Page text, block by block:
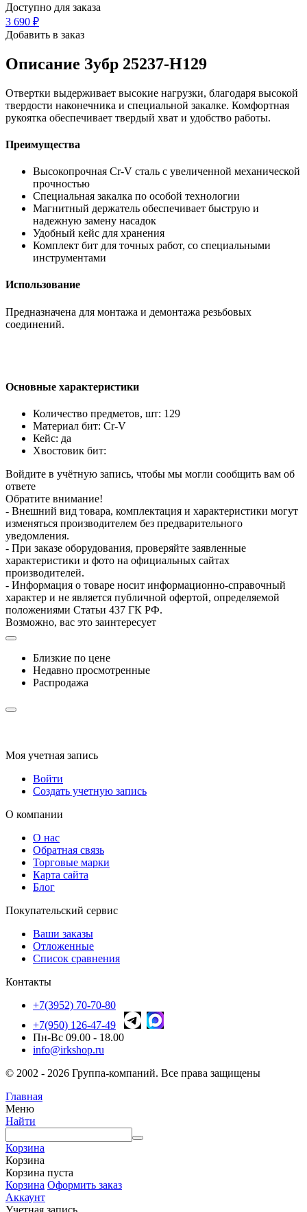
Доступно для заказа
3 690 ₽
Добавить в заказ
Описание Зубр 25237-H129
Отвертки выдерживает высокие нагрузки, благодаря высокой
твердости наконечника и специальной закалке. Комфортная
рукоятка обеспечивает твердый хват и удобство работы.
Преимущества
Высокопрочная Cr-V сталь с увеличенной механической
прочностью
Специальная закалка по особой технологии
Магнитный держатель обеспечивает быструю и
надежную замену насадок
Удобный кейс для хранения
Комплект бит для точных работ, со специальными
инструментами
Использование
Предназначена для монтажа и демонтажа резьбовых
соединений.
Основные характеристики
Количество предметов, шт: 129
Материал бит: Cr-V
Кейс: да
Хвостовик бит:
Войдите в учётную запись, чтобы мы могли сообщить вам об
ответе
Обратите внимание!
- Внешний вид товара, комплектация и характеристики могут
изменяться производителем без предварительного
уведомления.
- При заказе оборудования, проверяйте заявленные
характеристики и фото на официальных сайтах
производителей.
- Информация о товаре носит информационно-справочный
характер и не является публичной офертой, определяемой
положениями Статьи 437 ГК РФ.
Возможно, вас это заинтересует
Близкие по цене
Недавно просмотренные
Распродажа
Моя учетная запись
Войти
Создать учетную запись
О компании
О нас
Обратная связь
Торговые марки
Карта сайта
Блог
Покупательский сервис
Ваши заказы
Отложенные
Список сравнения
Контакты
+7(3952) 70-70-80
+7(950) 126-47-49
Пн-Вс 09.00 - 18.00
info@irkshop.ru
© 2002 - 2026 Группа-компаний. Все права защищены
Главная
Меню
Найти
Корзина
Корзина
Корзина пуста
Корзина Оформить заказ
Аккаунт
Учетная запись